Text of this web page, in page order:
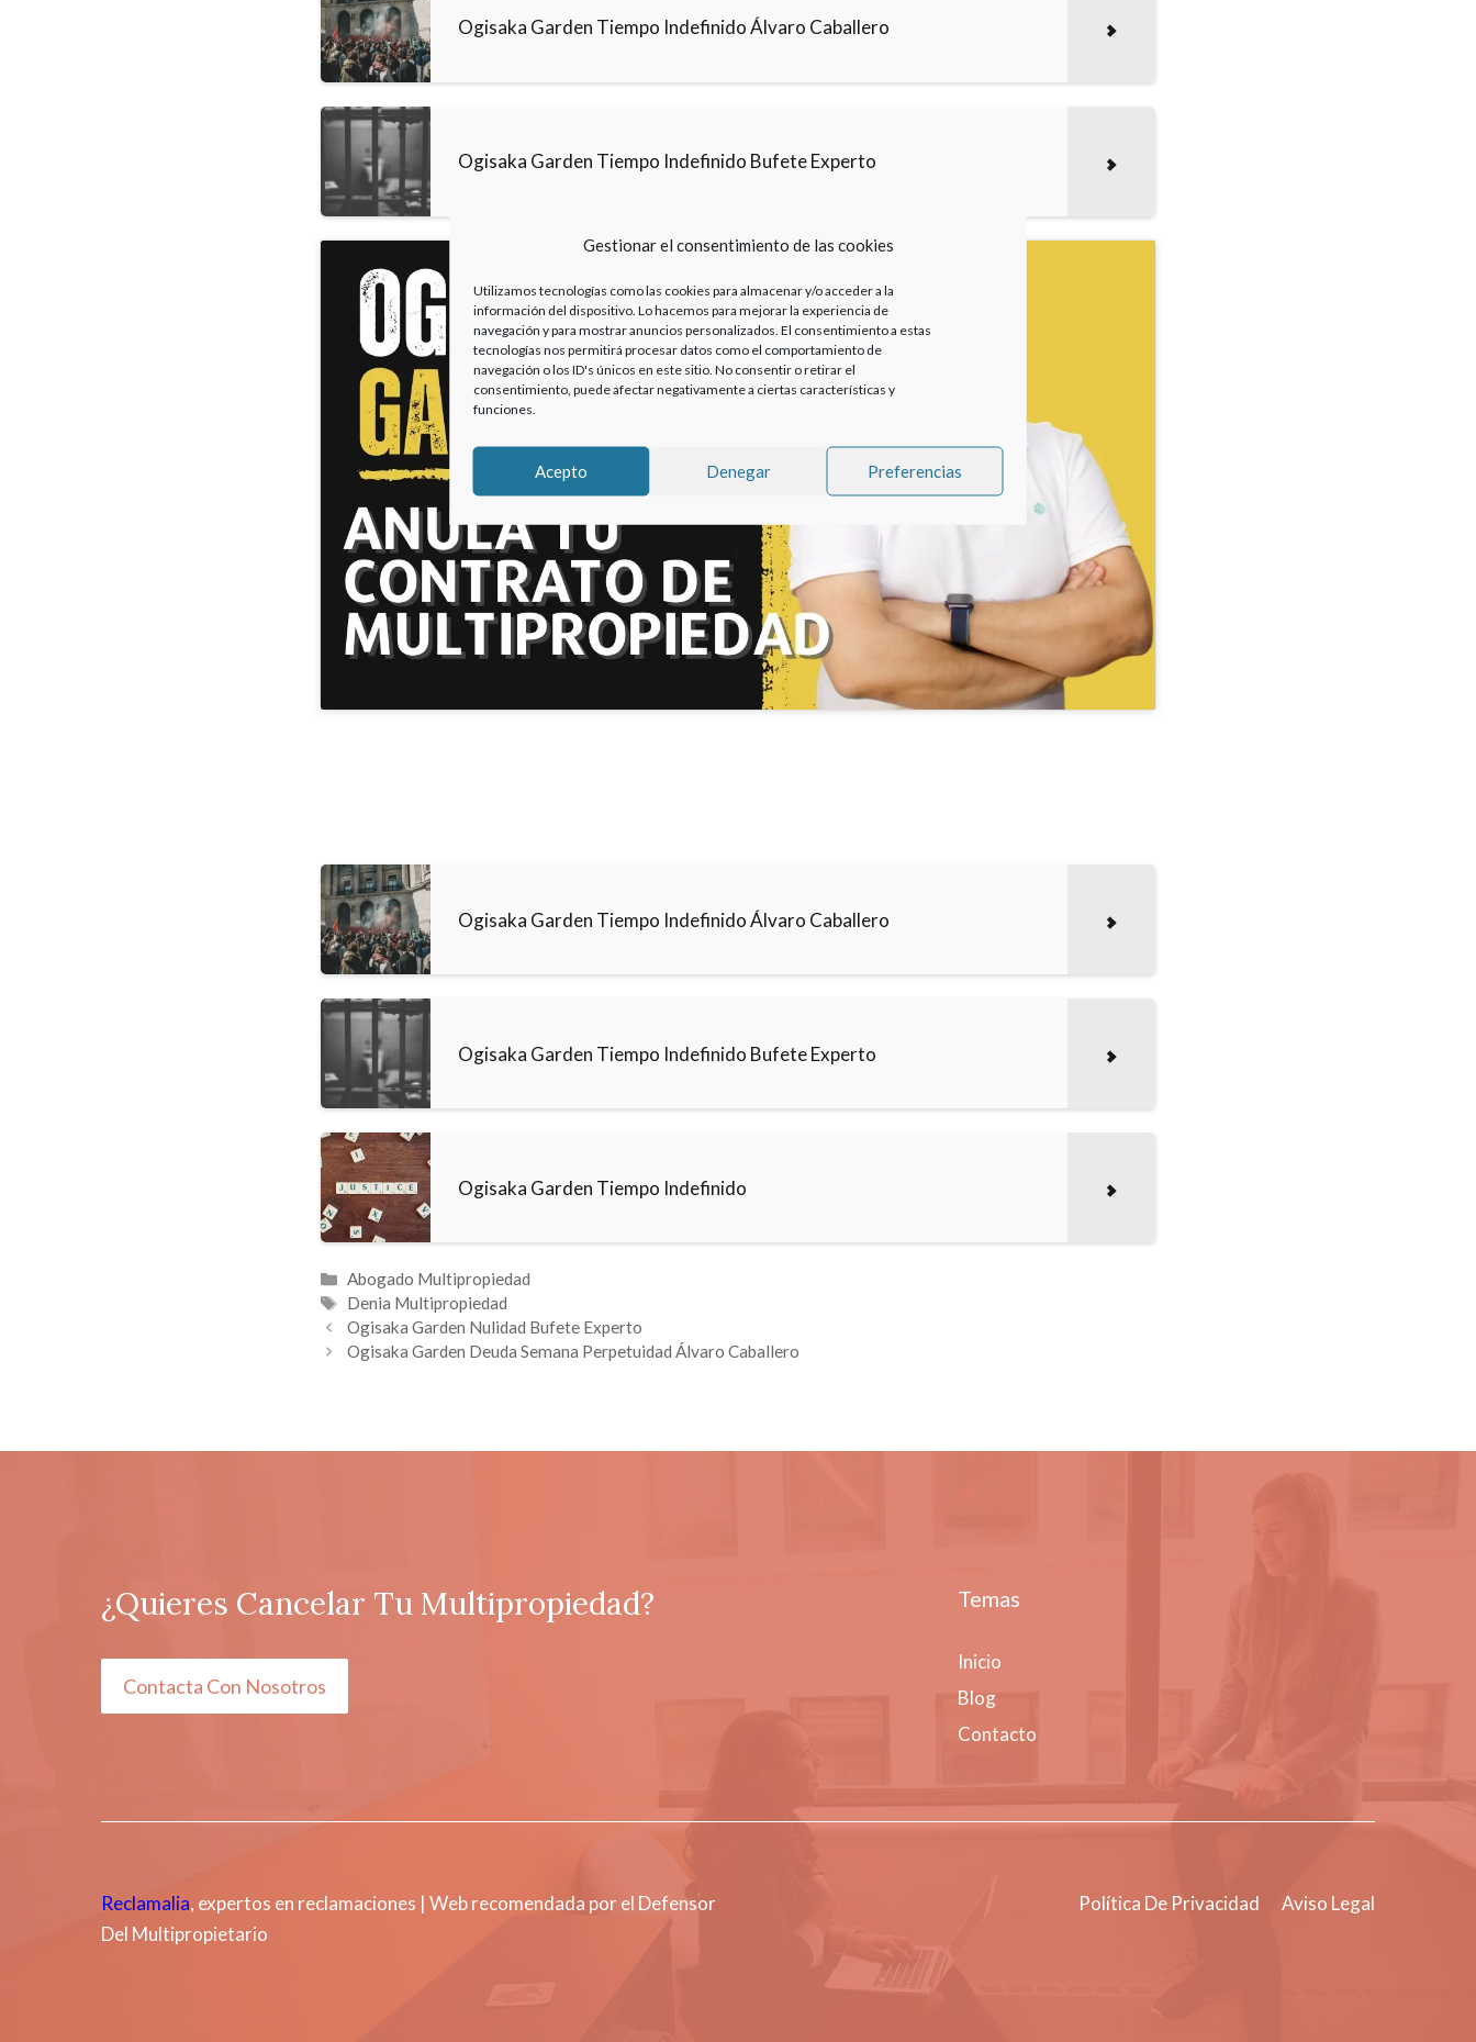
Gestionar el consentimiento de las cookies
Utilizamos tecnologías como las cookies para almacenar y/o acceder a la
información del dispositivo. Lo hacemos para mejorar la experiencia de
navegación y para mostrar anuncios personalizados. El consentimiento a estas
tecnologías nos permitirá procesar datos como el comportamiento de
navegación o los ID's únicos en este sitio. No consentir o retirar el
consentimiento, puede afectar negativamente a ciertas características y
funciones.
Acepto Denegar Preferencias
Ogisaka Garden Tiempo Indefinido Álvaro Caballero
Ogisaka Garden Tiempo Indefinido Bufete Experto
Haz clic para aceptar cookies de marketing y
Ogisaka Garden Tiempo Indefinido Álvaro Caballero
Ogisaka Garden Tiempo Indefinido Bufete Experto
Ogisaka Garden Tiempo Indefinido
Categorías
Abogado Multipropiedad
Etiquetas
Denia Multipropiedad
Ogisaka Garden Nulidad Bufete Experto
Ogisaka Garden Deuda Semana Perpetuidad Álvaro Caballero
¿Quieres Cancelar Tu Multipropiedad?
Contacta Con Nosotros
Temas
Inicio
Blog
Contacto
Reclamalia, expertos en reclamaciones | Web recomendada por el Defensor
Del Multipropietario
Política De Privacidad Aviso Legal